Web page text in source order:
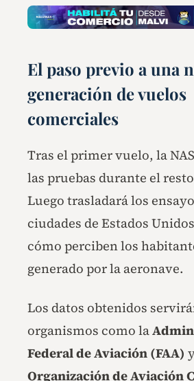
El paso previo a una
generación de vuelos
comerciales
Tras el primer vuelo, la
las pruebas durante el resto
Luego trasladará los
ciudades de Estados
cómo perciben los
generado por la aeronave.
Los datos obtenidos
organismos como la
Federal de Aviación (FAA)
Organización de Aviación